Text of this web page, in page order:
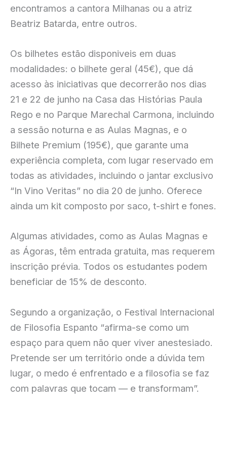
encontramos a cantora Milhanas ou a atriz
Beatriz Batarda, entre outros.
Os bilhetes estão disponiveis em duas
modalidades: o bilhete geral (45€), que dá
acesso às iniciativas que decorrerão nos dias
21 e 22 de junho na Casa das Histórias Paula
Rego e no Parque Marechal Carmona, incluindo
a sessão noturna e as Aulas Magnas, e o
Bilhete Premium (195€), que garante uma
experiência completa, com lugar reservado em
todas as atividades, incluindo o jantar exclusivo
“In Vino Veritas” no dia 20 de junho. Oferece
ainda um kit composto por saco, t-shirt e fones.
Algumas atividades, como as Aulas Magnas e
as Ágoras, têm entrada gratuita, mas requerem
inscrição prévia. Todos os estudantes podem
beneficiar de 15% de desconto.
Segundo a organização, o Festival Internacional
de Filosofia Espanto “afirma-se como um
espaço para quem não quer viver anestesiado.
Pretende ser um território onde a dúvida tem
lugar, o medo é enfrentado e a filosofia se faz
com palavras que tocam — e transformam”.